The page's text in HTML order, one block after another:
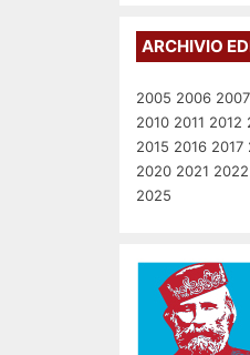
ARCHIVIO
2005 2006 2007
2010 2011 2012
2015 2016 2017
2020 2021 2022
2025